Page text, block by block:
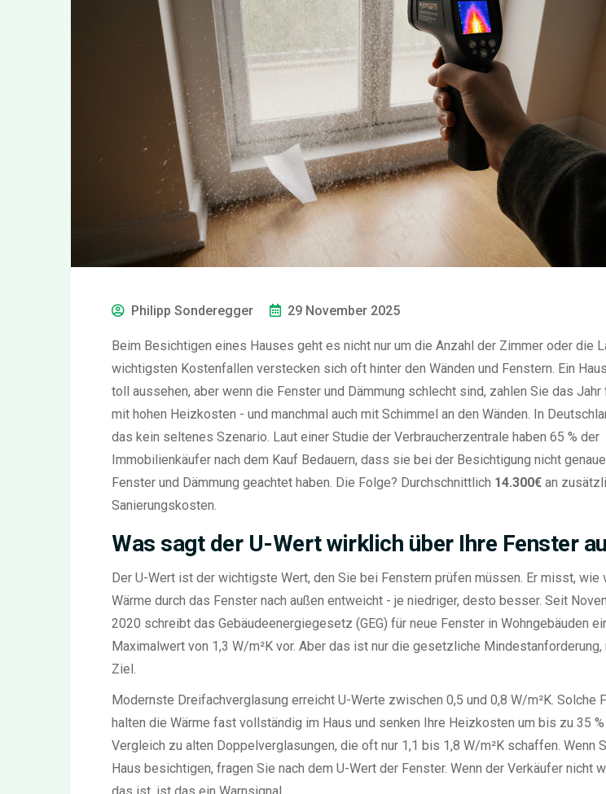
Philipp Sonderegger 29 November 2025
Beim Besichtigen eines Hauses geht es nicht nur um die Anzahl der Zimmer oder die
wichtigsten Kostenfallen verstecken sich oft hinter den Wänden und Fenstern. Ein
toll aussehen, aber wenn die Fenster und Dämmung schlecht sind, zahlen Sie das Jahr
mit hohen Heizkosten - und manchmal auch mit Schimmel an den Wänden. In
das kein seltenes Szenario. Laut einer Studie der Verbraucherzentrale haben 65 % der
Immobilienkäufer nach dem Kauf Bedauern, dass sie bei der Besichtigung nicht
Fenster und Dämmung geachtet haben. Die Folge? Durchschnittlich 14.300€ an
Sanierungskosten.
Was sagt der U-Wert wirklich über Ihre Fenster
Der U-Wert ist der wichtigste Wert, den Sie bei Fenstern prüfen müssen. Er misst, wie
Wärme durch das Fenster nach außen entweicht - je niedriger, desto besser. Seit
2020 schreibt das Gebäudeenergiegesetz (GEG) für neue Fenster in Wohngebäuden
Maximalwert von 1,3 W/m²K vor. Aber das ist nur die gesetzliche Mindestanforderung,
Ziel.
Modernste Dreifachverglasung erreicht U-Werte zwischen 0,5 und 0,8 W/m²K. Solche
halten die Wärme fast vollständig im Haus und senken Ihre Heizkosten um bis zu 35
Vergleich zu alten Doppelverglasungen, die oft nur 1,1 bis 1,8 W/m²K schaffen. Wenn
Haus besichtigen, fragen Sie nach dem U-Wert der Fenster. Wenn der Verkäufer nicht